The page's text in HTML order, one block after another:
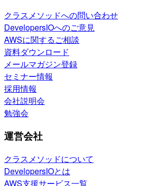
クラスメソッドへの問い合わせ
DevelopersIOへのご意見
AWSに関するご相談
資料ダウンロード
メールマガジン登録
セミナー情報
採用情報
会社説明会
勉強会
運営会社
クラスメソッドについて
DevelopersIOとは
AWS支援サービス一覧